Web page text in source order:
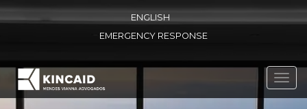
ENGLISH
EMERGENCY RESPONSE